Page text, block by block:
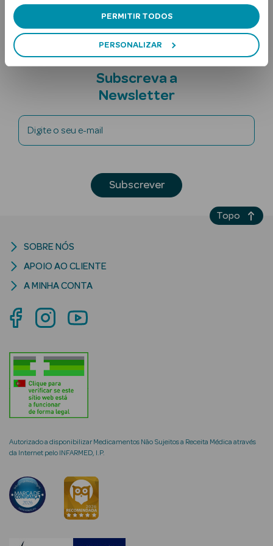
PERMITIR TODOS
PERSONALIZAR
Ver Tudo
Solares
Solares Bebé e
Criança
Ver Tudo
Cosmética
Rosto
Hidratantes
Creme de Olhos
envelhecimento
Subscreva a
Newsletter
Digite o seu e-mail
Subscrever
Autorizado a disponibilizar Medicamentos Não Sujeitos a Receita Médica através
da Internet pelo INFARMED, I.P.
SOBRE NÓS
APOIO AO CLIENTE
A MINHA CONTA
Topo